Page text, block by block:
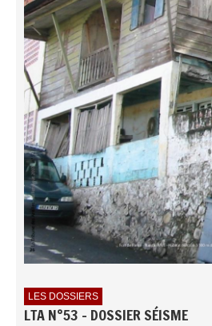
LES DOSSIERS
LTA N°53 - DOSSIER SÉISME